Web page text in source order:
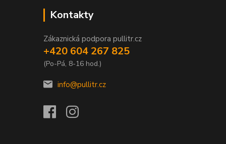
Kontakty
Zákaznická podpora pullitr.cz
+420 604 267 825
(Po-Pá, 8-16 hod.)
info@pullitr.cz